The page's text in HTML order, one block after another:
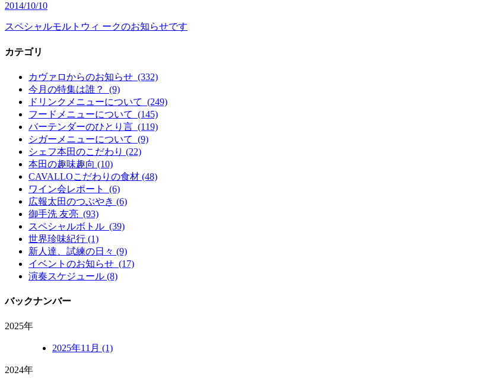
2014/10/10
スペシャルモルトウィ ークのお知らせです
カテゴリ
カヴァロからのお知らせ (332)
今月の特集は誰？ (9)
ドリンクメニューについて (249)
フードメニューについて (145)
バーテンダーのひとり言 (119)
シガーメニューについて (9)
シェフ本田のこだわり (22)
本田の趣味趣向 (10)
CAVALLOこだわりの食材 (48)
ワイン会レポート (6)
広報太田のつぶやき (6)
御手洗 友亮 (93)
スペシャルボトル (39)
世界珍味紀行 (1)
新人達、試練の日々 (9)
イベントのお知らせ (17)
演奏スケジュール (8)
バックナンバー
2025年
2025年11月 (1)
2024年